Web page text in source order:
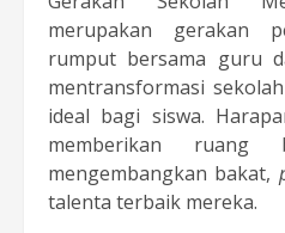
merupakan gerakan
rumput bersama guru
mentransformasi
ideal bagi siswa.
memberikan
mengembangkan bakat,
talenta terbaik mereka.